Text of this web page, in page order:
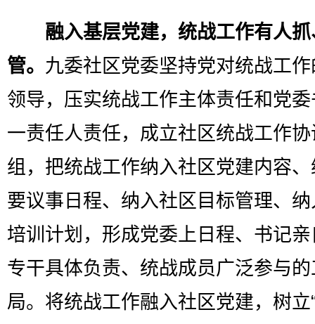
融入基层党建，统战工作有人
管。 九委社区党委坚持党对统战工
领导，压实统战工作主体责任和党
一责任人责任，成立社区统战工作
组，把统战工作纳入社区党建内容
要议事日程、纳入社区目标管理、
培训计划，形成党委上日程、书记
专干具体负责、统战成员广泛参与
局。将统战工作融入社区党建，树立